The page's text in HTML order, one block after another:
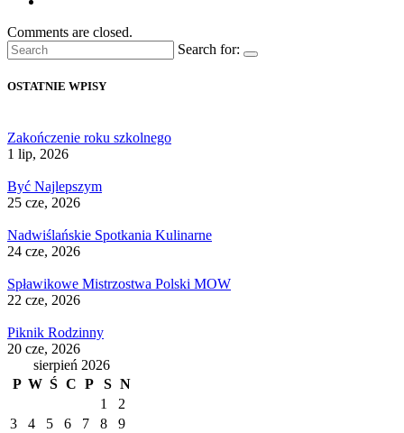
Comments are closed.
Search for:
OSTATNIE WPISY
Zakończenie roku szkolnego
1 lip, 2026
Być Najlepszym
25 cze, 2026
Nadwiślańskie Spotkania Kulinarne
24 cze, 2026
Spławikowe Mistrzostwa Polski MOW
22 cze, 2026
Piknik Rodzinny
20 cze, 2026
sierpień 2026
P W Ś C P S N
1
2
3
4 5 6 7 8
9